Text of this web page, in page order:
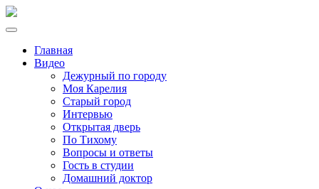
Главная
Видео
Дежурный по городу
Моя Карелия
Старый город
Интервью
Открытая дверь
По Тихому
Вопросы и ответы
Гость в студии
Домашний доктор